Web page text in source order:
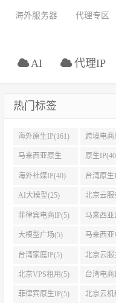
AI 代理IP
海外服务器 代理专区
热门标签
海外原生IP(161) 跨境电商
IP(108)
马来西亚原生
IP(45)
原生
海外社媒IP(40) 台湾原生
AI大模型(25) 北京云服
菲律宾电商IP(5) 马来西亚
IP(5)
大模型广场(5) 马来西亚
IP(5)
台湾家庭IP(5) 北京云服
用(5)
北京VPS租用(5) 台湾电商
菲律宾原生IP(5) 北京云机